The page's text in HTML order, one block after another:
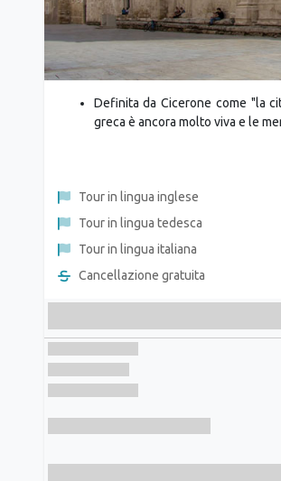
Definita da Cicerone come "la
greca è ancora molto viva e le
Tour in lingua inglese
Tour in lingua tedesca
Tour in lingua italiana
Cancellazione gratuita